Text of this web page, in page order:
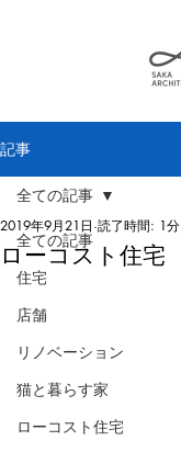
記事
全ての記事
住宅
店舗
リノベーション
猫と暮らす家
ローコスト住宅
全ての記事
ローコスト住宅
2019年9月21日 読了時間: 1分